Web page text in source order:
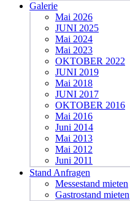
Galerie
Mai 2026
JUNI 2025
Mai 2024
Mai 2023
OKTOBER 2022
JUNI 2019
Mai 2018
JUNI 2017
OKTOBER 2016
Mai 2016
Juni 2014
Mai 2013
Mai 2012
Juni 2011
Stand Anfragen
Messestand mieten
Gastrostand mieten